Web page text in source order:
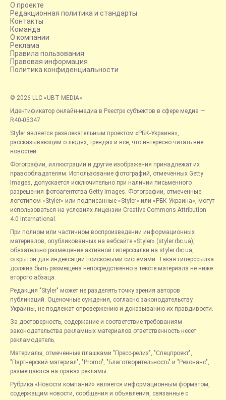
О проекте
Редакционная политика и стандарты
Контакты
Команда
О компании
Реклама
Правила пользования
Правовая информация
Политика конфиденциальности
© 2026 LLC «UBT MEDIA»
Идентификатор онлайн-медиа в Реестре субъектов в сфере медиа —
R40-05347
Styler является развлекательным проектом «РБК-Украина»,
рассказывающим о людях, трендах и всё, что интересно читать вне
новостей.
Фотографии, иллюстрации и другие изображения принадлежат их
правообладателям. Использование фотографий, отмеченных Getty
Images, допускается исключительно при наличии письменного
разрешения фотоагентства Getty Images. Фотографии, отмеченные
логотипом «Styler» или подписанные «Styler» или «РБК-Украина», могут
использоваться на условиях лицензии Creative Commons Attribution
4.0 International.
При полном или частичном воспроизведении информационных
материалов, опубликованных на вебсайте «Styler» (styler.rbc.ua),
обязательно размещение активной гиперссылки на styler.rbc.ua,
открытой для индексации поисковыми системами. Такая гиперссылка
должна быть размещена непосредственно в тексте материала не ниже
второго абзаца.
Редакция "Styler" может не разделять точку зрения авторов
публикаций. Оценочные суждения, согласно законодательству
Украины, не подлежат опровержению и доказыванию их правдивости.
За достоверность, содержание и соответствие требованиям
законодательства рекламных материалов ответственность несет
рекламодатель.
Материалы, отмеченные плашками "Пресс-релиз", "Спецпроект",
"Партнерский материал", "Promo", "Благотворительность" и "Резонанс",
размещаются на правах рекламы.
Рубрика «Новости компаний» является информационным форматом,
содержащим новости, сообщения и объявления, связанные с